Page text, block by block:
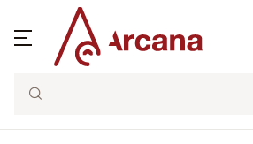
Search